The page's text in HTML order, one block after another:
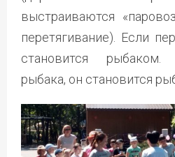
выстраиваются
перетягивание). Если
становится рыбаком.
рыбака, он становится